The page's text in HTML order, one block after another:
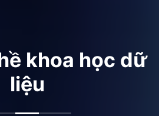
khoa học dữ
liệu